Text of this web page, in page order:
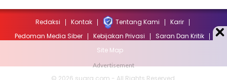
Redaksi Kontak Tentang Kami
Karir
Pedoman Media Siber
Kebijakan Privasi
Saran Dan Kritik
Site Map
© 2026 suara.com - All Rights Reserved.